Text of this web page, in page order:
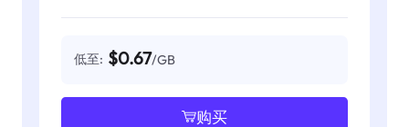
低至: $0.67/GB
购买